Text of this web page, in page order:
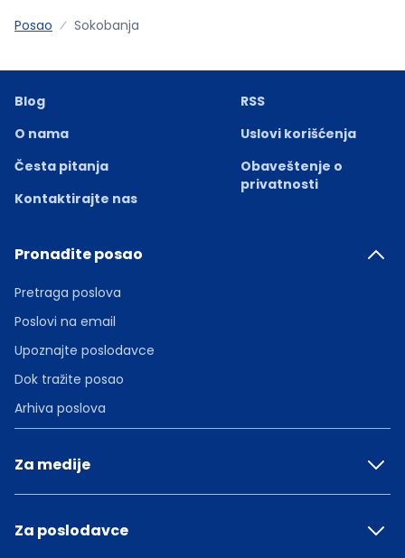
Posao Sokobanja
Blog
O nama
Česta pitanja
Kontaktirajte nas
RSS
Uslovi korišćenja
Obaveštenje o
privatnosti
Pronađite posao
Pretraga poslova
Poslovi na email
Upoznajte poslodavce
Dok tražite posao
Arhiva poslova
Za medije
Za poslodavce